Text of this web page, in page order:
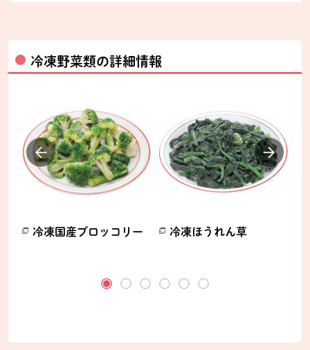
冷凍野菜類の詳細情報
冷凍国産ブロッコリー
冷凍ほうれん草